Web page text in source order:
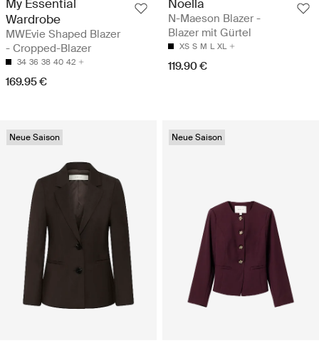
My Essential
Wardrobe
MWEvie Shaped Blazer
- Cropped-Blazer
34 36 38 40 42
169.95 €
Noella
N-Maeson Blazer -
Blazer mit Gürtel
XS S M L XL
119.90 €
Neue Saison Neue Saison